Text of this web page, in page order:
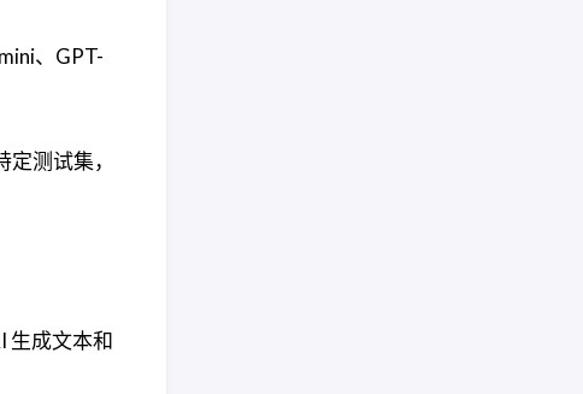
、GPT-
测试集，
生成文本和